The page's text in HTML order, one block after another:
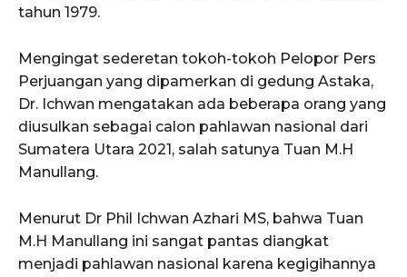
tahun 1979.
Mengingat sederetan tokoh-tokoh Pelopor Pers
Perjuangan yang dipamerkan di gedung Astaka,
Dr. Ichwan mengatakan ada beberapa orang yang
diusulkan sebagai calon pahlawan nasional dari
Sumatera Utara 2021, salah satunya Tuan M.H
Manullang.
Menurut Dr Phil Ichwan Azhari MS, bahwa Tuan
M.H Manullang ini sangat pantas diangkat
menjadi pahlawan nasional karena kegigihannya